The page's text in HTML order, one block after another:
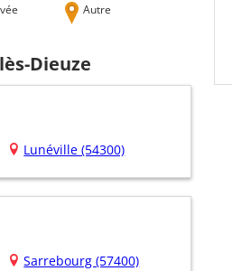
Autre
Dieuze
Lunéville (54300)
Sarrebourg (57400)